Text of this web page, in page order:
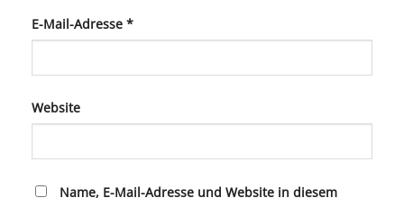
E-Mail-Adresse *
Website
Name, E-Mail-Adresse und Website in diesem